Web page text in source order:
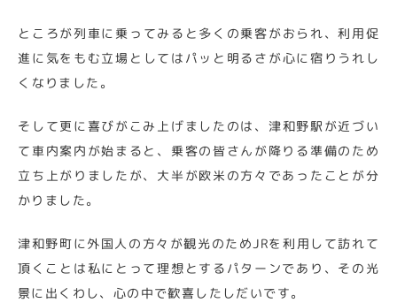
ところが列車に乗ってみると多くの乗客がおられ、利用促
進に気をもむ立場としてはパッと明るさが心に宿りうれし
くなりました。
そして更に喜びがこみ上げましたのは、津和野駅が近づい
て車内案内が始まると、乗客の皆さんが降りる準備のため
立ち上がりましたが、大半が欧米の方々であったことが分
かりました。
津和野町に外国人の方々が観光のためJRを利用して訪れて
頂くことは私にとって理想とするパターンであり、その光
景に出くわし、心の中で歓喜したしだいです。